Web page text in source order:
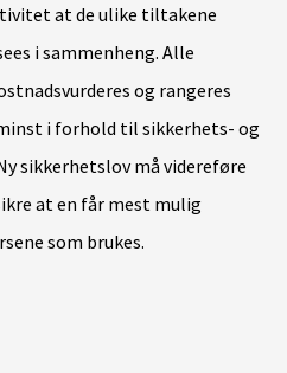
at de ulike tiltakene
i sammenheng. Alle
og rangeres
i forhold til sikkerhets- og
sikkerhetslov må videreføre
at en får mest mulig
som brukes.